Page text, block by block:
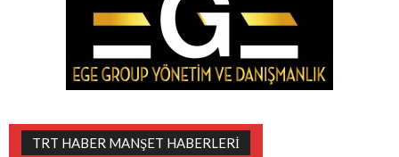
TRT HABER MANŞET HABERLERI